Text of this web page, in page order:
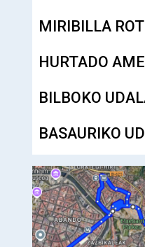
MIRIBILLA
HURTADO
BILBOKO
BASAURIKO